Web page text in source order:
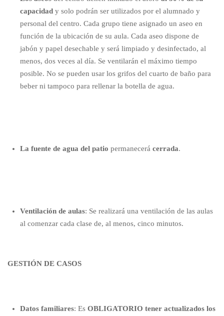
capacidad y solo podrán ser utilizados por el alumnado y
personal del centro. Cada grupo tiene asignado un aseo en
función de la ubicación de su aula. Cada aseo dispone de
jabón y papel desechable y será limpiado y desinfectado, al
menos, dos veces al día. Se ventilarán el máximo tiempo
posible. No se pueden usar los grifos del cuarto de baño para
beber ni tampoco para rellenar la botella de agua.
La fuente de agua del patio permanecerá cerrada.
Ventilación de aulas: Se realizará una ventilación de las aulas
al comenzar cada clase de, al menos, cinco minutos.
GESTIÓN DE CASOS
Datos familiares: Es OBLIGATORIO tener actualizados los